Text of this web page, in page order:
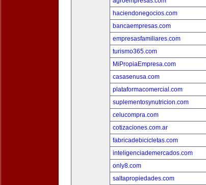
haciendonegocios.com
bancaempresas.com
empresasfamiliares.com
turismo365.com
MiPropiaEmpresa.com
casasenusa.com
plataformacomercial.com
suplementosynutricion.com
celucompra.com
cotizaciones.com.ar
fabricadebicicletas.com
inteligenciademercados.com
only8.com
saltapropiedades.com